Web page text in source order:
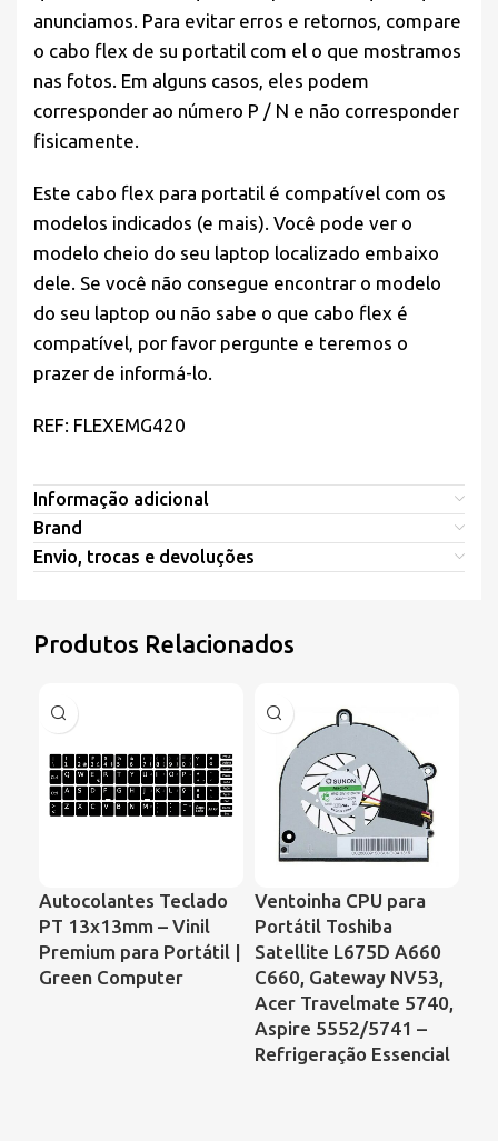
anunciamos. Para evitar erros e retornos, compare
o cabo flex de su portatil com el o que mostramos
nas fotos. Em alguns casos, eles podem
corresponder ao número P / N e não corresponder
fisicamente.
Este cabo flex para portatil é compatível com os
modelos indicados (e mais). Você pode ver o
modelo cheio do seu laptop localizado embaixo
dele. Se você não consegue encontrar o modelo
do seu laptop ou não sabe o que cabo flex é
compatível, por favor pergunte e teremos o
prazer de informá-lo.
REF: FLEXEMG420
Informação adicional
Brand
Envio, trocas e devoluções
Produtos Relacionados
Autocolantes Teclado
PT 13x13mm – Vinil
Premium para Portátil |
Green Computer
Ventoinha CPU para
Portátil Toshiba
Satellite L675D A660
C660, Gateway NV53,
Acer Travelmate 5740,
Aspire 5552/5741 –
Refrigeração Essencial